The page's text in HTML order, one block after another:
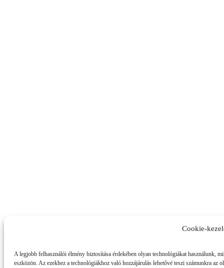
Cookie-
A legjobb felhasználói élmény biztosítása érdekében olyan technológiákat használunk,
eszközön. Az ezekhez a technológiákhoz való hozzájárulás lehetővé teszi számunkra